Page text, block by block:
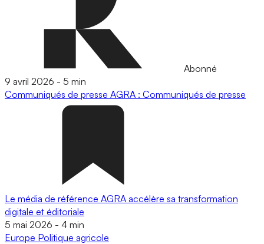
Abonné
9 avril 2026 - 5 min
Communiqués de presse AGRA : Communiqués de presse
Le média de référence AGRA accélère sa transformation
digitale et éditoriale
5 mai 2026 - 4 min
Europe Politique agricole